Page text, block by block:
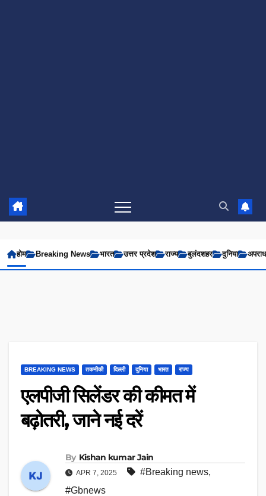
होम Breaking News भारत उत्तर प्रदेश राज्य बुलंदशहर दुनिया अपराध
BREAKING NEWS तकनीकी दिल्ली दुनिया भारत राज्य
एलपीजी सिलेंडर की कीमत में
बढ़ोतरी, जाने नई दरें
By Kishan kumar Jain
APR 7, 2025 #Breaking news,
#Gbnews